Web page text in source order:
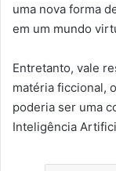
uma nova forma
em um mundo
Entretanto, vale
matéria ficcional,
poderia ser uma
Inteligência